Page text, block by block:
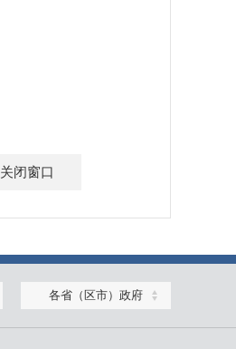
关闭窗口
各省（区市）政府